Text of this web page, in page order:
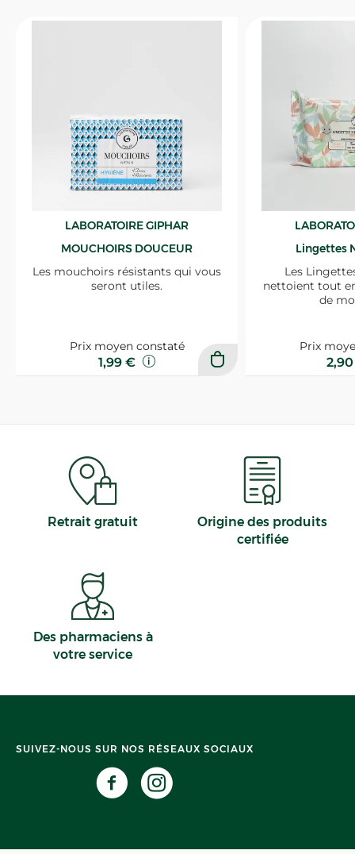
LABORATOIRE GIPHAR
MOUCHOIRS DOUCEUR
Les mouchoirs résistants qui vous
seront utiles.
Prix moyen constaté
1,99 €
Lingettes
Les
nettoient tout
de
Prix
Retrait gratuit
Origine des produits
certifiée
Des pharmaciens à
votre service
SUIVEZ-NOUS SUR NOS RÉSEAUX SOCIAUX